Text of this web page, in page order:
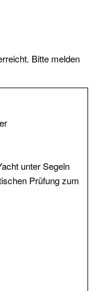
Bitte melden
unter Segeln
Prüfung zum